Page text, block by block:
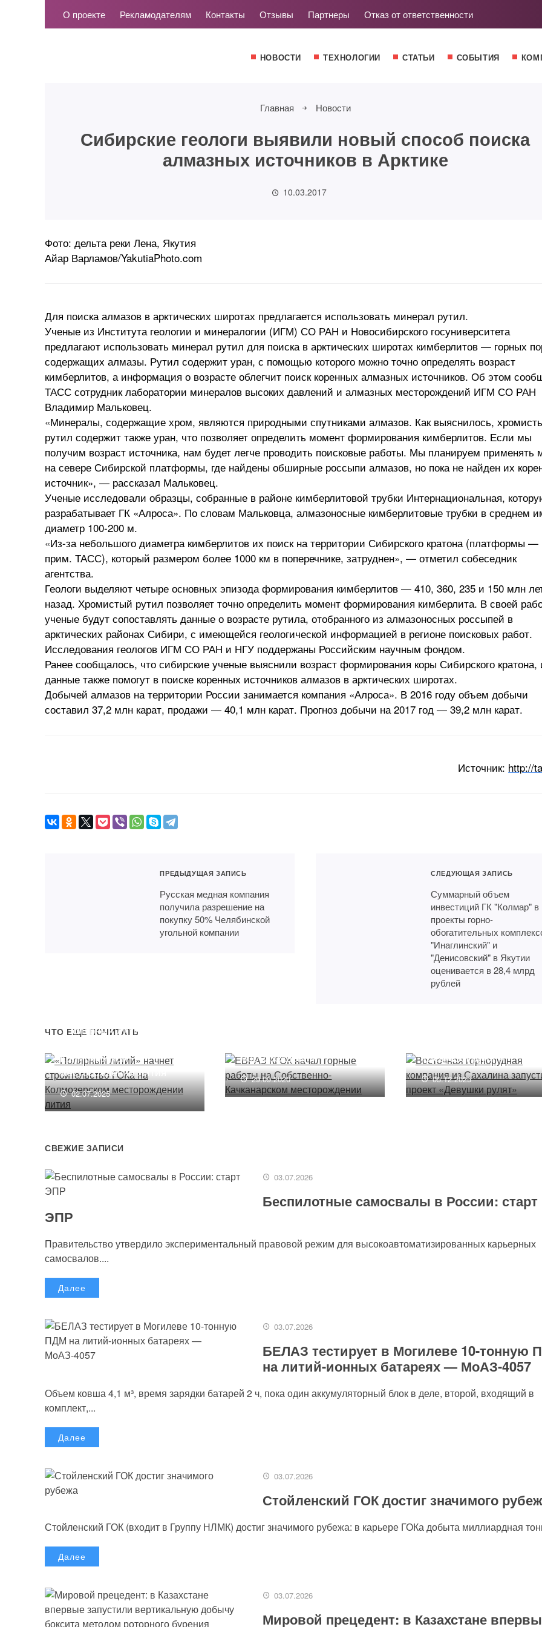
О проекте Рекламодателям Контакты Отзывы Партнеры Отказ от ответственности
НОВОСТИ ТЕХНОЛОГИИ СТАТЬИ СОБЫТИЯ
Главная Новости
Сибирские геологи выявили новый способ поиска
алмазных источников в Арктике
10.03.2017
Фото: дельта реки Лена, Якутия
Айар Варламов/YakutiaPhoto.com
Для поиска алмазов в арктических широтах предлагается использовать минерал рутил.
Ученые из Института геологии и минералогии (ИГМ) СО РАН и Новосибирского госуниверситета
предлагают использовать минерал рутил для поиска в арктических широтах кимберлитов — горных
содержащих алмазы. Рутил содержит уран, с помощью которого можно точно определять возраст
кимберлитов, а информация о возрасте облегчит поиск коренных алмазных источников. Об этом
ТАСС сотрудник лаборатории минералов высоких давлений и алмазных месторождений ИГМ СО РАН
Владимир Мальковец.
«Минералы, содержащие хром, являются природными спутниками алмазов. Как выяснилось,
рутил содержит также уран, что позволяет определить момент формирования кимберлитов. Если мы
получим возраст источника, нам будет легче проводить поисковые работы. Мы планируем применять
на севере Сибирской платформы, где найдены обширные россыпи алмазов, но пока не найден их
источник», — рассказал Мальковец.
Ученые исследовали образцы, собранные в районе кимберлитовой трубки Интернациональная,
разрабатывает ГК «Алроса». По словам Мальковца, алмазоносные кимберлитовые трубки в среднем
диаметр 100-200 м.
«Из-за небольшого диаметра кимберлитов их поиск на территории Сибирского кратона (платформы —
прим. ТАСС), который размером более 1000 км в поперечнике, затруднен», — отметил собеседник
агентства.
Геологи выделяют четыре основных эпизода формирования кимберлитов — 410, 360, 235 и 150 млн
назад. Хромистый рутил позволяет точно определить момент формирования кимберлита. В своей
ученые будут сопоставлять данные о возрасте рутила, отобранного из алмазоносных россыпей в
арктических районах Сибири, с имеющейся геологической информацией в регионе поисковых работ.
Исследования геологов ИГМ СО РАН и НГУ поддержаны Российским научным фондом.
Ранее сообщалось, что сибирские ученые выяснили возраст формирования коры Сибирского кратона,
данные также помогут в поиске коренных источников алмазов в арктических широтах.
Добычей алмазов на территории России занимается компания «Алроса». В 2016 году объем добычи
составил 37,2 млн карат, продажи — 40,1 млн карат. Прогноз добычи на 2017 год — 39,2 млн карат.
Источник: http://
ПРЕДЫДУЩАЯ ЗАПИСЬ
Русская медная компания
получила разрешение на
покупку 50% Челябинской
угольной компании
СЛЕДУЮЩАЯ ЗАПИСЬ
Суммарный объем
инвестиций ГК "Колмар" в
проекты горно-
обогатительных
"Инаглинский" и
"Денисовский" в Якутии
оценивается в 28,4 млрд
рублей
ЧТО ЕЩЕ ПОЧИТАТЬ
«Полярный литий» начнет
Колмозерском
месторождении лития
02.07.2025
месторождении
29.09.2020
«Девушки рулят»
05.12.2025
СВЕЖИЕ ЗАПИСИ
03.07.2026
Беспилотные самосвалы в России: старт
ЭПР
Правительство утвердило экспериментальный правовой режим для высокоавтоматизированных карьерных
самосвалов....
Далее
03.07.2026
БЕЛАЗ тестирует в Могилеве 10-тонную
на литий-ионных батареях — МоАЗ-4057
Объем ковша 4,1 м³, время зарядки батарей 2 ч, пока один аккумуляторный блок в деле, второй, входящий в
комплект,...
Далее
03.07.2026
Стойленский ГОК достиг значимого
Стойленский ГОК (входит в Группу НЛМК) достиг значимого рубежа: в карьере ГОКа добыта миллиардная
Далее
03.07.2026
Мировой прецедент: в Казахстане